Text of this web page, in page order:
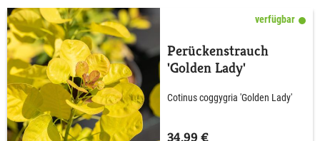
verfügbar
Perückenstrauch
'Golden Lady'
Cotinus coggygria 'Golden Lady'
34,99 €